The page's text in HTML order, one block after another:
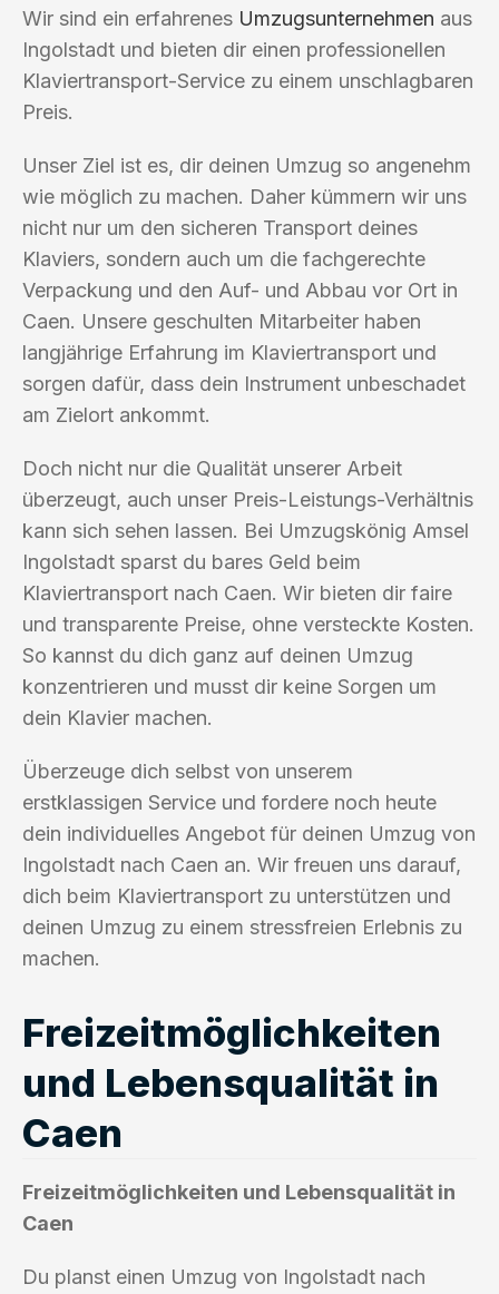
Wir sind ein erfahrenes Umzugsunternehmen aus
Ingolstadt und bieten dir einen professionellen
Klaviertransport-Service zu einem unschlagbaren
Preis.
Unser Ziel ist es, dir deinen Umzug so angenehm
wie möglich zu machen. Daher kümmern wir uns
nicht nur um den sicheren Transport deines
Klaviers, sondern auch um die fachgerechte
Verpackung und den Auf- und Abbau vor Ort in
Caen. Unsere geschulten Mitarbeiter haben
langjährige Erfahrung im Klaviertransport und
sorgen dafür, dass dein Instrument unbeschadet
am Zielort ankommt.
Doch nicht nur die Qualität unserer Arbeit
überzeugt, auch unser Preis-Leistungs-Verhältnis
kann sich sehen lassen. Bei Umzugskönig Amsel
Ingolstadt sparst du bares Geld beim
Klaviertransport nach Caen. Wir bieten dir faire
und transparente Preise, ohne versteckte Kosten.
So kannst du dich ganz auf deinen Umzug
konzentrieren und musst dir keine Sorgen um
dein Klavier machen.
Überzeuge dich selbst von unserem
erstklassigen Service und fordere noch heute
dein individuelles Angebot für deinen Umzug von
Ingolstadt nach Caen an. Wir freuen uns darauf,
dich beim Klaviertransport zu unterstützen und
deinen Umzug zu einem stressfreien Erlebnis zu
machen.
Freizeitmöglichkeiten
und Lebensqualität in
Caen
Freizeitmöglichkeiten und Lebensqualität in
Caen
Du planst einen Umzug von Ingolstadt nach